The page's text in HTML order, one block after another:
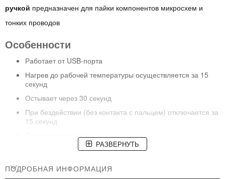
ручкой предназначен для пайки компонентов микросхем и
тонких проводов
Особенности
Работает от USB-порта
Нагрев до рабочей температуры осуществляется за 15
секунд
Остывает через 30 секунд
При бездействии (без контакта с пальцем) отключается за
15 секунд
Пластиковая ручка
РАЗВЕРНУТЬ
ПОДРОБНАЯ ИНФОРМАЦИЯ